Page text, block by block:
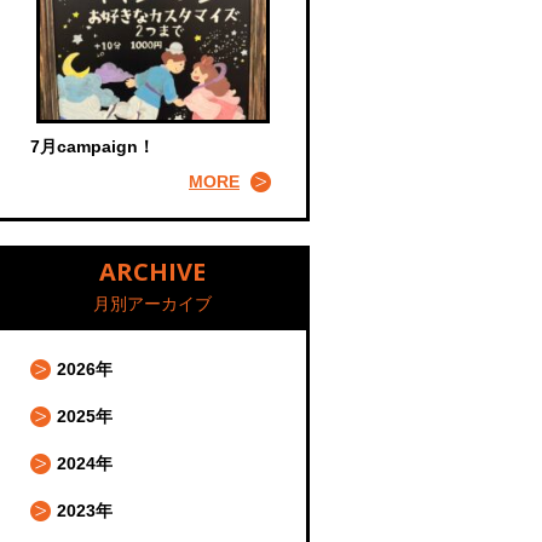
7月campaign！
MORE
ARCHIVE
月別アーカイブ
2026年
2025年
2024年
2023年